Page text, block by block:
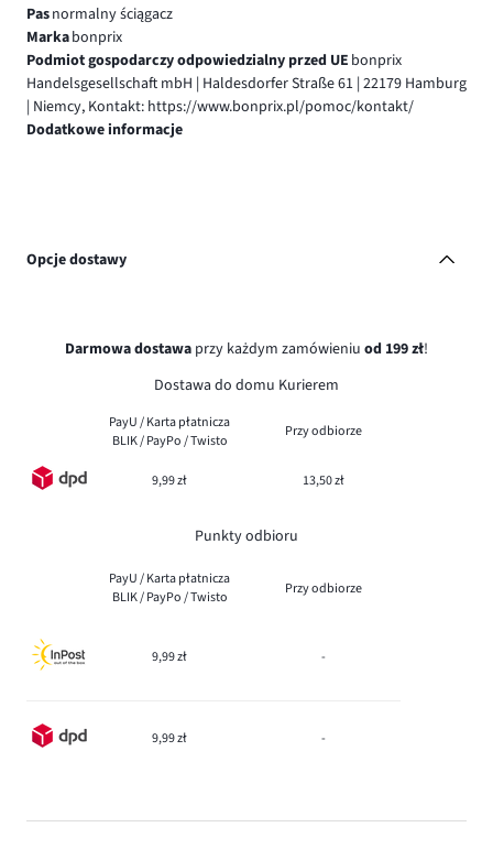
Pasnormalny ściągacz
Markabonprix
Podmiot gospodarczy odpowiedzialny przed UE bonprix
Handelsgesellschaft mbH | Haldesdorfer Straße 61 | 22179 Hamburg
| Niemcy, Kontakt: https://www.bonprix.pl/pomoc/kontakt/
Dodatkowe informacje
Opcje dostawy
Darmowa dostawa przy każdym zamówieniu od 199 zł!
Dostawa do domu Kurierem
PayU / Karta płatnicza
BLIK / PayPo / Twisto
Przy odbiorze
9,99 zł 13,50 zł
Punkty odbioru
PayU / Karta płatnicza
BLIK / PayPo / Twisto
Przy odbiorze
9,99 zł -
9,99 zł -